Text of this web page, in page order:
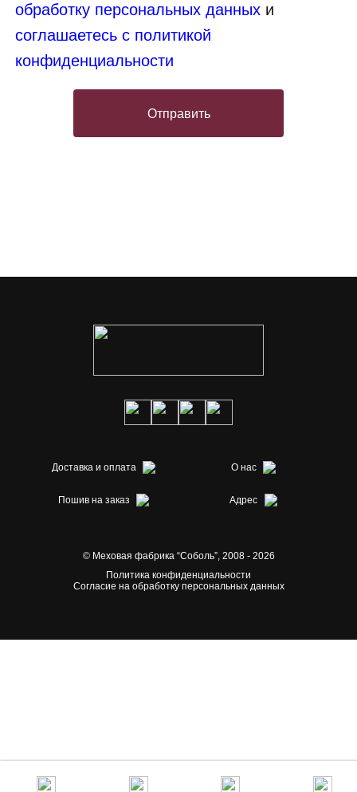
обработку персональных данных и
соглашаетесь с политикой
конфиденциальности
Отправить
© Меховая фабрика “Соболь”,2008 - 2026
Доставка и оплата О нас
Пошив на заказ Адрес
Политика конфиденциальности
Согласие на обработку персональных данных